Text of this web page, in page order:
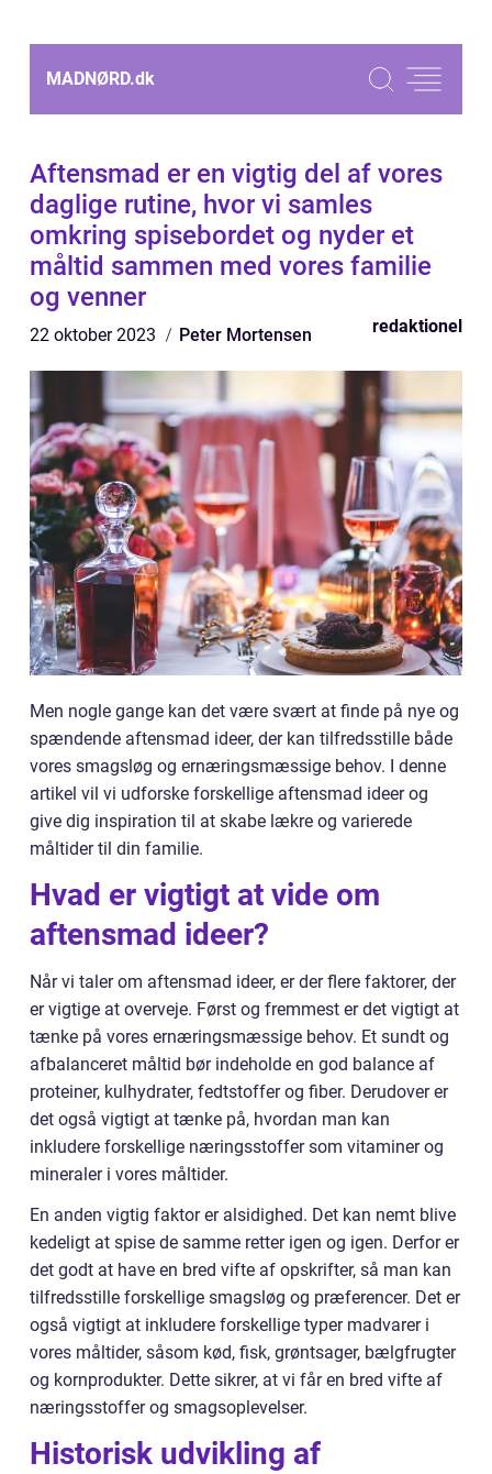
MADNØRD.dk
Aftensmad er en vigtig del af vores
daglige rutine, hvor vi samles
omkring spisebordet og nyder et
måltid sammen med vores familie
og venner
22 oktober 2023 Peter Mortensen redaktionel
Men nogle gange kan det være svært at finde på nye og
spændende aftensmad ideer, der kan tilfredsstille både
vores smagsløg og ernæringsmæssige behov. I denne
artikel vil vi udforske forskellige aftensmad ideer og
give dig inspiration til at skabe lækre og varierede
måltider til din familie.
Hvad er vigtigt at vide om
aftensmad ideer?
Når vi taler om aftensmad ideer, er der flere faktorer, der
er vigtige at overveje. Først og fremmest er det vigtigt at
tænke på vores ernæringsmæssige behov. Et sundt og
afbalanceret måltid bør indeholde en god balance af
proteiner, kulhydrater, fedtstoffer og fiber. Derudover er
det også vigtigt at tænke på, hvordan man kan
inkludere forskellige næringsstoffer som vitaminer og
mineraler i vores måltider.
En anden vigtig faktor er alsidighed. Det kan nemt blive
kedeligt at spise de samme retter igen og igen. Derfor er
det godt at have en bred vifte af opskrifter, så man kan
tilfredsstille forskellige smagsløg og præferencer. Det er
også vigtigt at inkludere forskellige typer madvarer i
vores måltider, såsom kød, fisk, grøntsager, bælgfrugter
og kornprodukter. Dette sikrer, at vi får en bred vifte af
næringsstoffer og smagsoplevelser.
Historisk udvikling af